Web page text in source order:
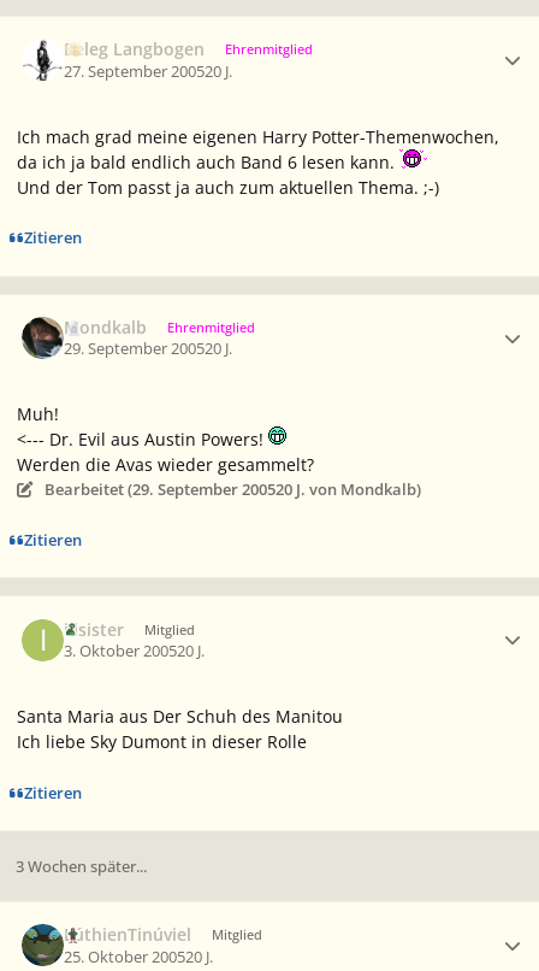
Beleg Langbogen Ehrenmitglied
27. September 200520 J.
Ich mach grad meine eigenen Harry Potter-Themenwochen,
da ich ja bald endlich auch Band 6 lesen kann.
Und der Tom passt ja auch zum aktuellen Thema. ;-)
Zitieren
Mondkalb Ehrenmitglied
29. September 200520 J.
Muh!
<--- Dr. Evil aus Austin Powers!
Werden die Avas wieder gesammelt?
Bearbeitet (29. September 200520 J. von Mondkalb)
Zitieren
illsister Mitglied
3. Oktober 200520 J.
Santa Maria aus Der Schuh des Manitou
Ich liebe Sky Dumont in dieser Rolle
Zitieren
3 Wochen später...
LúthienTinúviel Mitglied
25. Oktober 200520 J.